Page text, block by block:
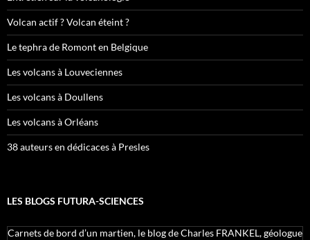
Volcan actif ? Volcan éteint ?
Le tephra de Romont en Belgique
Les volcans à Louveciennes
Les volcans à Doullens
Les volcans à Orléans
38 auteurs en dédicaces à Presles
LES BLOGS FUTURA-SCIENCES
Carnets de bord d’un martien, le blog de Charles FRANKEL, géologue